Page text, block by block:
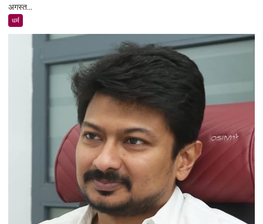
दैनिक
अगस्त...
धर्म